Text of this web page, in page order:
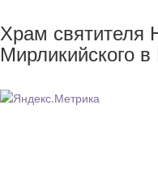
Храм святителя
Мирликийского